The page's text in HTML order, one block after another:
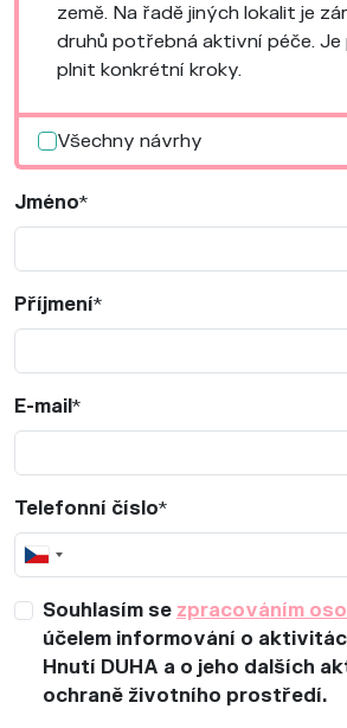
země. Na řadě jiných lokalit je
druhů potřebná aktivní péče.
plnit konkrétní kroky.
Všechny návrhy
Jméno*
Příjmení*
E-mail*
Telefonní číslo*
Souhlasím se zpracováním
účelem informování o
Hnutí DUHA a o jeho dalších
ochraně životního prostředí.